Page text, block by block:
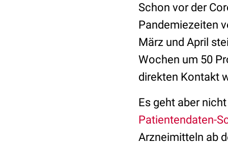
Schon vor der
Pandemiezeiten
März und April
Wochen um 50
direkten Kontakt
Es geht aber
Patientendaten-
Arzneimitteln ab